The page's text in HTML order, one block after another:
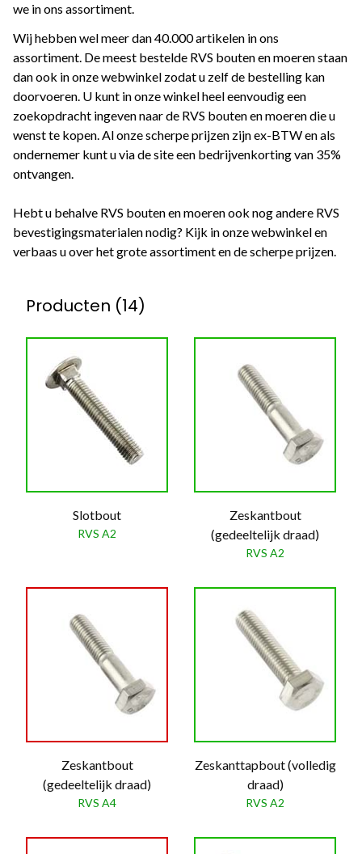
we in ons assortiment.
Wij hebben wel meer dan 40.000 artikelen in ons
assortiment. De meest bestelde RVS bouten en moeren staan
dan ook in onze webwinkel zodat u zelf de bestelling kan
doorvoeren. U kunt in onze winkel heel eenvoudig een
zoekopdracht ingeven naar de RVS bouten en moeren die u
wenst te kopen. Al onze scherpe prijzen zijn ex-BTW en als
ondernemer kunt u via de site een bedrijvenkorting van 35%
ontvangen.
Hebt u behalve RVS bouten en moeren ook nog andere RVS
bevestigingsmaterialen nodig? Kijk in onze webwinkel en
verbaas u over het grote assortiment en de scherpe prijzen.
Producten (14)
Slotbout
RVS A2
Zeskantbout
(gedeeltelijk draad)
RVS A2
Zeskantbout
(gedeeltelijk draad)
RVS A4
Zeskanttapbout (volledig
draad)
RVS A2